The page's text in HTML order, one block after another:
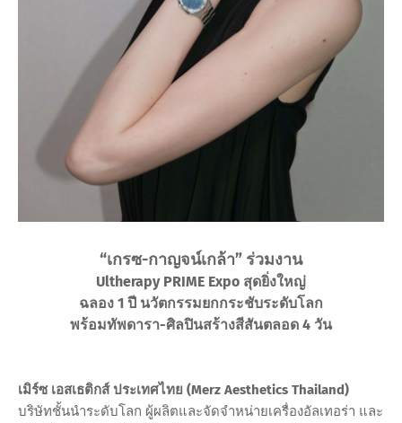
“เกรซ-กาญจน์เกล้า” ร่วมงาน
Ultherapy PRIME Expo สุดยิ่งใหญ่
ฉลอง 1 ปี นวัตกรรมยกกระชับระดับโลก
พร้อมทัพดารา-ศิลปินสร้างสีสันตลอด 4 วัน
เมิร์ซ เอสเธติกส์ ประเทศไทย (Merz Aesthetics Thailand)
บริษัทชั้นนำระดับโลก ผู้ผลิตและจัดจำหน่ายเครื่องอัลเทอร่า และ